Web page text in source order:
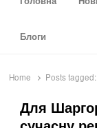
Блоги
Home Posts tagged:
Для